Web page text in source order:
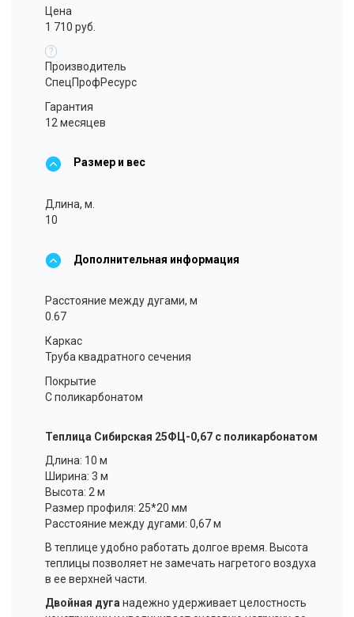
Цена
1 710 руб.
?
Производитель
СпецПрофРесурс
Гарантия
12 месяцев
Размер и вес
Длина, м.
10
Дополнительная информация
Расстояние между дугами, м
0.67
Каркас
Труба квадратного сечения
Покрытие
С поликарбонатом
Теплица Сибирская 25ФЦ-0,67 с поликарбонатом
Длина: 10 м
Ширина: 3 м
Высота: 2 м
Размер профиля: 25*20 мм
Расстояние между дугами: 0,67 м
В теплице удобно работать долгое время. Высота
теплицы позволяет не замечать нагретого воздуха
в ее верхней части.
Двойная дуга надежно удерживает целостность